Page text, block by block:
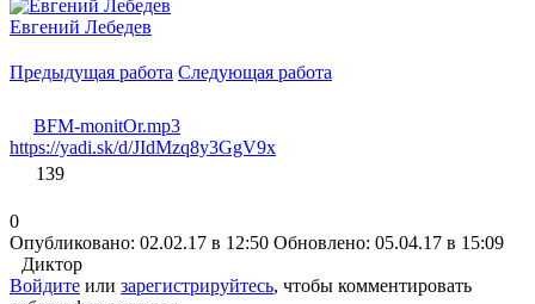
Евгений Лебедев
Предыдущая работа Следующая работа
BFM-monitOr.mp3
https://yadi.sk/d/JIdMzq8y3GgV9x
139
0
Опубликовано: 02.02.17 в 12:50 Обновлено: 05.04.17 в 15:09
Диктор
Войдите или зарегистрируйтесь, чтобы комментировать